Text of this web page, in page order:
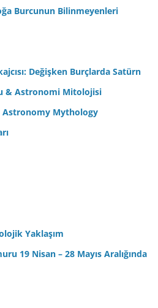
Burcunun Bilinmeyenleri
Değişken Burçlarda Satürn
& Astronomi Mitolojisi
Mythology
Yaklaşım
19 Nisan – 28 Mayıs Aralığında